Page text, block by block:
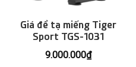
Giá để tạ miếng Tiger
Sport TGS-1031
9.000.000₫